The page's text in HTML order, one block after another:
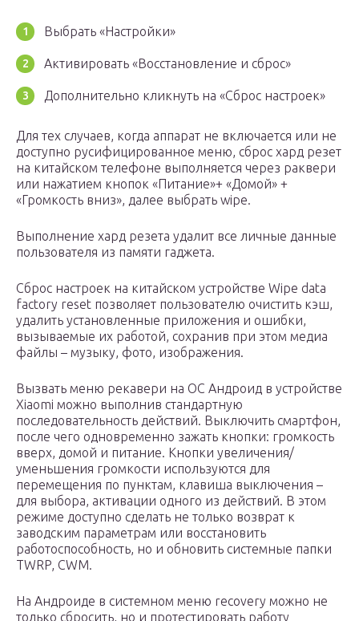
Выбрать «Настройки»
Активировать «Восстановление и сброс»
Дополнительно кликнуть на «Сброс настроек»
Для тех случаев, когда аппарат не включается или не
доступно русифицированное меню, сброс хард резет
на китайском телефоне выполняется через раквери
или нажатием кнопок «Питание»+ «Домой» +
«Громкость вниз», далее выбрать wipe.
Выполнение хард резета удалит все личные данные
пользователя из памяти гаджета.
Сброс настроек на китайском устройстве Wipe data
factory reset позволяет пользователю очистить кэш,
удалить установленные приложения и ошибки,
вызываемые их работой, сохранив при этом медиа
файлы – музыку, фото, изображения.
Вызвать меню рекавери на ОС Андроид в устройстве
Xiaomi можно выполнив стандартную
последовательность действий. Выключить смартфон,
после чего одновременно зажать кнопки: громкость
вверх, домой и питание. Кнопки увеличения/
уменьшения громкости используются для
перемещения по пунктам, клавиша выключения –
для выбора, активации одного из действий. В этом
режиме доступно сделать не только возврат к
заводским параметрам или восстановить
работоспособность, но и обновить системные папки
TWRP, CWM.
На Андроиде в системном меню recovery можно не
только сбросить, но и протестировать работу